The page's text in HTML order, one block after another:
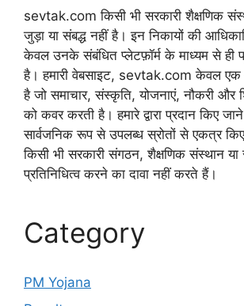
sevtak.com किसी भी सरकारी शैक्षणिक
जुड़ा या संबद्ध नहीं है। इन निकायों की
केवल उनके संबंधित प्लेटफ़ॉर्म के माध्यम से ही
है। हमारी वेबसाइट, sevtak.com केवल एक
है जो समाचार, संस्कृति, योजनाएं, नौकरी और
को कवर करती है। हमारे द्वारा प्रदान किए
सार्वजनिक रूप से उपलब्ध स्रोतों से एकत्र
किसी भी सरकारी संगठन, शैक्षणिक संस्थान या
प्रतिनिधित्व करने का दावा नहीं करते हैं।
Category
PM Yojana